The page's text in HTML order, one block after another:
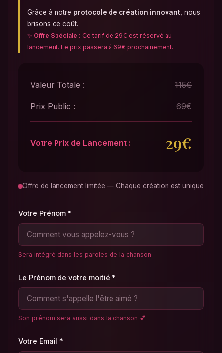
Grâce à notre protocole de création innovant, nous
brisons ce coût.
✨ Offre Spéciale : Ce tarif de 29€ est réservé au
lancement. Le prix passera à 69€ prochainement.
Valeur Totale : 115€
Prix Public : 69€
Votre Prix de Lancement : 29€
Offre de lancement limitée — Chaque création est unique
Votre Prénom *
Sera intégré dans les paroles de la chanson
Le Prénom de votre moitié *
Son prénom sera aussi dans la chanson 💕
Votre Email *